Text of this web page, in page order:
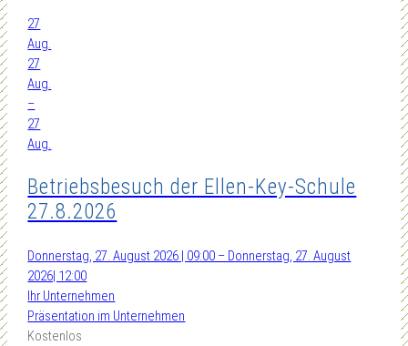
27
Aug.
27
Aug.
–
27
Aug.
Betriebsbesuch der Ellen-Key-Schule
27.8.2026
Donnerstag, 27. August 2026 | 09:00 – Donnerstag, 27. August
2026| 12:00
Ihr Unternehmen
Präsentation im Unternehmen
Kostenlos